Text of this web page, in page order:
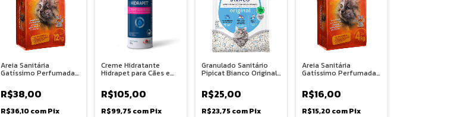
Areia Sanitária
Gatíssimo Perfumada
R$38,00
R$36,10comPix
Creme Hidratante
Hidrapet para Cães e
R$105,00
R$99,75comPix
Granulado Sanitário
Pipicat Bianco Original
R$25,00
R$23,75comPix
Areia Sanitária
Gatíssimo Perfumada
R$16,00
R$15,20comPix